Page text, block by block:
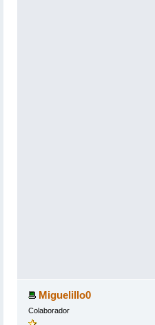
Miguelillo0
Colaborador